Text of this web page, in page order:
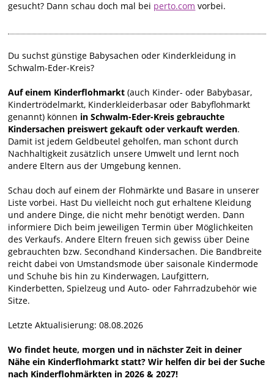
gesucht? Dann schau doch mal bei perto.com vorbei.
Du suchst günstige Babysachen oder Kinderkleidung in
Schwalm-Eder-Kreis?
Auf einem Kinderflohmarkt (auch Kinder- oder Babybasar,
Kindertrödelmarkt, Kinderkleiderbasar oder Babyflohmarkt
genannt) können in Schwalm-Eder-Kreis gebrauchte
Kindersachen preiswert gekauft oder verkauft werden.
Damit ist jedem Geldbeutel geholfen, man schont durch
Nachhaltigkeit zusätzlich unsere Umwelt und lernt noch
andere Eltern aus der Umgebung kennen.
Schau doch auf einem der Flohmärkte und Basare in unserer
Liste vorbei. Hast Du vielleicht noch gut erhaltene Kleidung
und andere Dinge, die nicht mehr benötigt werden. Dann
informiere Dich beim jeweiligen Termin über Möglichkeiten
des Verkaufs. Andere Eltern freuen sich gewiss über Deine
gebrauchten bzw. Secondhand Kindersachen. Die Bandbreite
reicht dabei von Umstandsmode über saisonale Kindermode
und Schuhe bis hin zu Kinderwagen, Laufgittern,
Kinderbetten, Spielzeug und Auto- oder Fahrradzubehör wie
Sitze.
Letzte Aktualisierung: 08.08.2026
Wo findet heute, morgen und in nächster Zeit in deiner
Nähe ein Kinderflohmarkt statt? Wir helfen dir bei der Suche
nach Kinderflohmärkten in 2026 & 2027!